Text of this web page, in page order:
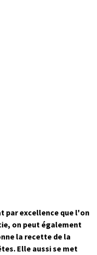
par excellence que l'on
on peut également
la recette de la
Elle aussi se met